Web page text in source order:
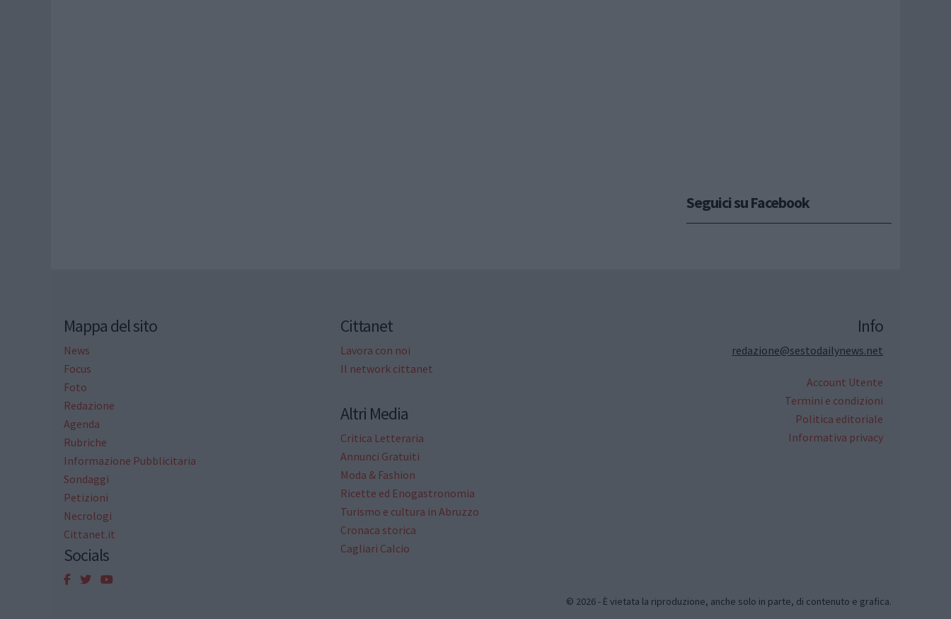
Seguici su Facebook
Mappa del sito
News
Focus
Foto
Redazione
Agenda
Rubriche
Informazione Pubblicitaria
Sondaggi
Petizioni
Necrologi
Cittanet.it
Socials
Cittanet
Lavora con noi
Il network cittanet
Altri Media
Critica Letteraria
Annunci Gratuiti
Moda & Fashion
Ricette ed Enogastronomia
Turismo e cultura in Abruzzo
Cronaca storica
Cagliari Calcio
Info
redazione@sestodailynews.net
Account Utente
Termini e condizioni
Politica editoriale
Informativa privacy
© 2026 - È vietata la riproduzione, anche solo in parte, di contenuto e grafica.